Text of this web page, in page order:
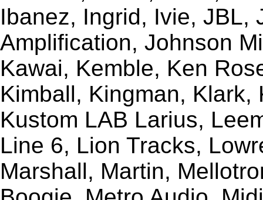
Ibanez, Ingrid, Ivie, JBL,
Amplification, Johnson
Kawai, Kemble, Ken
Kimball, Kingman,
Kustom LAB Larius,
Line 6, Lion Tracks,
Marshall, Martin,